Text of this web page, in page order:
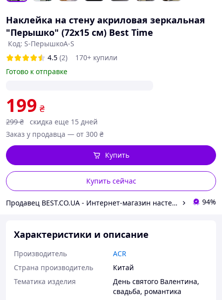
Наклейка на стену акриловая зеркальная
"Перышко" (72х15 см) Best Time
Код: S-ПерышкоА-S
4.5 (2)
170+ купили
Готово к отправке
199 ₴
299 ₴
скидка еще 15 дней
Заказ у продавца — от 300 ₴
Купить сейчас
Купить
Продавец BEST.CO.UA - Интернет-магазин настенных часов 94%
Характеристики и описание
Производитель
ACR
Страна производитель
Китай
Тематика изделия
День святого Валентина,
свадьба, романтика